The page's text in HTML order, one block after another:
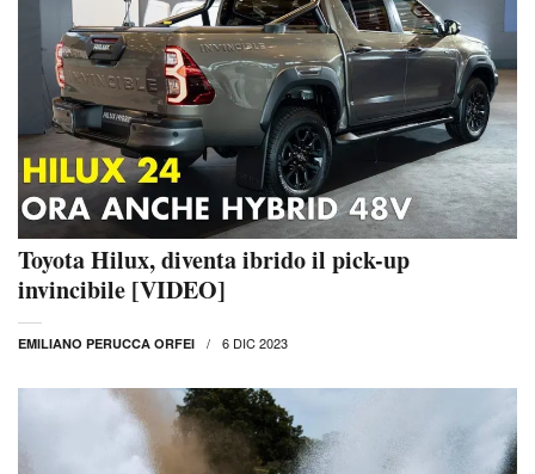
Toyota Hilux, diventa ibrido il pick-up
invincibile [VIDEO]
EMILIANO PERUCCA ORFEI 6 DIC 2023